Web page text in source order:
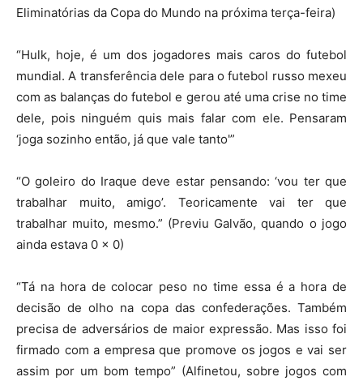
Eliminatórias da Copa do Mundo na próxima terça-feira)
“Hulk, hoje, é um dos jogadores mais caros do futebol
mundial. A transferência dele para o futebol russo mexeu
com as balanças do futebol e gerou até uma crise no time
dele, pois ninguém quis mais falar com ele. Pensaram
‘joga sozinho então, já que vale tanto'”
“O goleiro do Iraque deve estar pensando: ‘vou ter que
trabalhar muito, amigo’. Teoricamente vai ter que
trabalhar muito, mesmo.” (Previu Galvão, quando o jogo
ainda estava 0 x 0)
“Tá na hora de colocar peso no time essa é a hora de
decisão de olho na copa das confederações. Também
precisa de adversários de maior expressão. Mas isso foi
firmado com a empresa que promove os jogos e vai ser
assim por um bom tempo” (Alfinetou, sobre jogos com